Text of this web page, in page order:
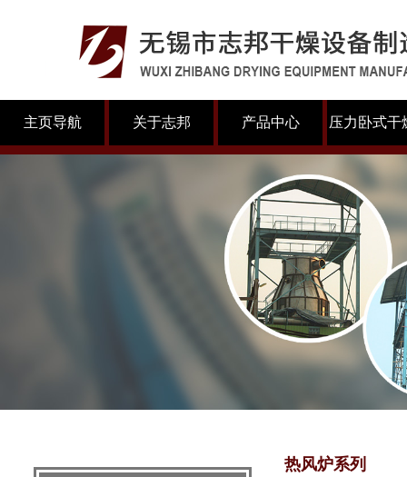
主页导航 关于志邦 产品中心 压力卧式干
热风炉系列